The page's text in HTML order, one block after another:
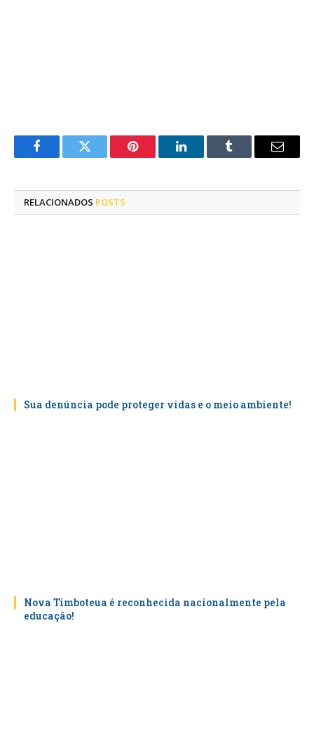
FacebookTwitter Pinterest LinkedInTumblr
E-
RELACIONADOS POSTS
Sua denúncia pode proteger vidas e o meio ambiente!
Nova Timboteua é reconhecida nacionalmente pela
educação!